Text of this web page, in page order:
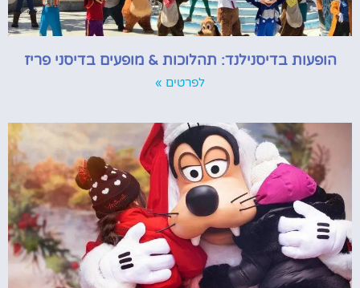
הופעות בדיסנילנד: תהלוכות & מופעים בדיסני פריז
לפרטים »